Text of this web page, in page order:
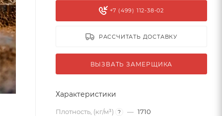
+7 (499) 112-38-02
РАССЧИТАТЬ ДОСТАВКУ
ВЫЗВАТЬ ЗАМЕРЩИКА
Характеристики
Плотность, (кг/м³) ? — 1710